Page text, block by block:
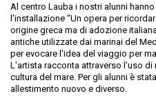
Al centro Lauba i nostri alunni
l'installazione “Un opera per
origine greca ma di adozione
antiche utilizzate dai marinai del
per evocare l'idea del viaggio per
L'artista racconta attraverso l'uso
cultura del mare. Per gli alunni è
allestimento nuovo e diverso.